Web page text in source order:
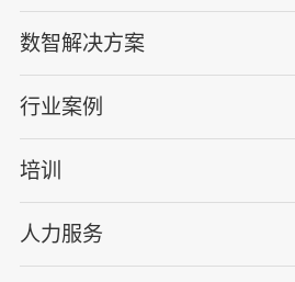
数智安全科技
安全战略咨询
管理体系建设
安全技能提升
工程安全服务
巡查监督审计
数智解决方案
量化安全云
智慧化系统
智能终端
行业案例
政府安全监管
工程建设/地产物业
能源电力
培训
版权安全课程
人力服务